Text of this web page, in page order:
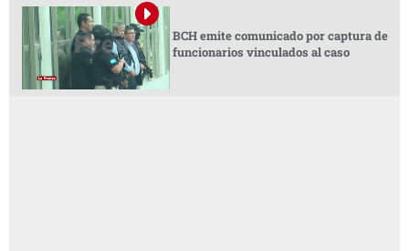
BCH emite comunicado por captura de
funcionarios vinculados al caso